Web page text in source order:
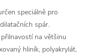
speciálně pro
spár.
přilnavostí na většinu
hliník, polyakrylát,